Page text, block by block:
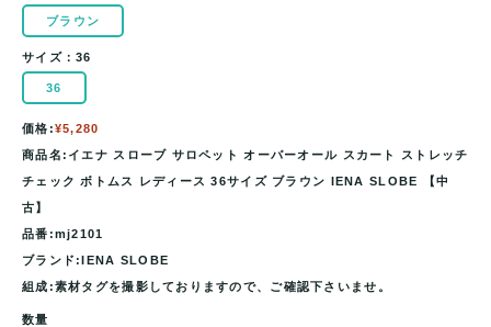
ブラウン
サイズ：36
36
価格:¥5,280
商品名:イエナ スローブ サロペット オーバーオール スカート ストレッチ
チェック ボトムス レディース 36サイズ ブラウン IENA SLOBE 【中
古】
品番:mj2101
ブランド:IENA SLOBE
組成:素材タグを撮影しておりますので、ご確認下さいませ。
数量